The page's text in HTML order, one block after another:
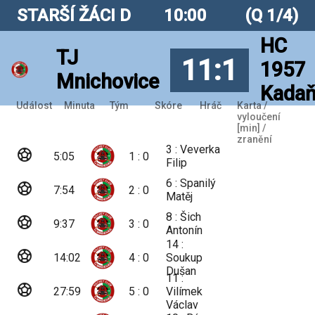
STARŠÍ ŽÁCI D 10:00 (Q 1/4)
TJ
Mnichovice
11:1
HC
1957
Událost Minuta Tým Skóre Hráč
Karta /
vyloučení
[min] /
zranění
sports_soccer 5:05 1 : 0
3 : Veverka
Filip
sports_soccer 7:54 2 : 0
6 : Spanilý
Matěj
sports_soccer 9:37 3 : 0
8 : Šich
Antonín
sports_soccer 14:02 4 : 0
14 :
Soukup
Dušan
sports_soccer 27:59 5 : 0
11 :
Vilímek
Václav